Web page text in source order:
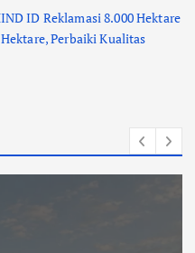
ID Reklamasi 8.000 Hektare
Perbaiki Kualitas